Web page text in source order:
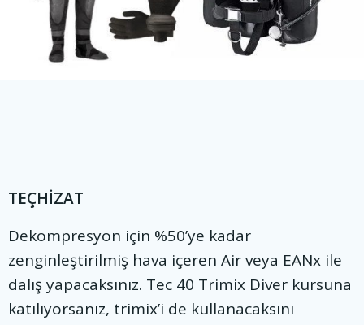
TEÇHİZAT
Dekompresyon için %50’ye kadar
zenginleştirilmiş hava içeren Air veya EANx ile
dalış yapacaksınız. Tec 40 Trimix Diver kursuna
katılıyorsanız, trimix’i de kullanacaksını